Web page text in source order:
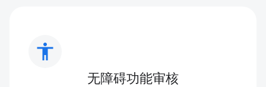
accessibility
无障碍功能审核